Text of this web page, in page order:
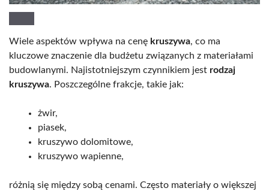
Wiele aspektów wpływa na cenę kruszywa, co ma
kluczowe znaczenie dla budżetu związanych z materiałami
budowlanymi. Najistotniejszym czynnikiem jest rodzaj
kruszywa. Poszczególne frakcje, takie jak:
żwir,
piasek,
kruszywo dolomitowe,
kruszywo wapienne,
różnią się między sobą cenami. Często materiały o większej